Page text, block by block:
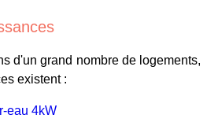
d'un grand nombre de logements,
existent :
eau 4kW